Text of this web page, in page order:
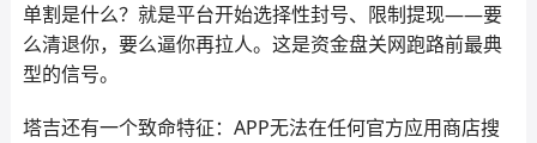
单割是什么？就是平台开始选择性封号、限制提现——要
么清退你，要么逼你再拉人。这是资金盘关网跑路前最典
型的信号。
塔吉还有一个致命特征：APP无法在任何官方应用商店搜